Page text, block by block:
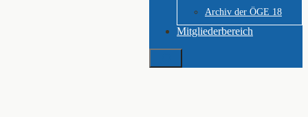
Archiv der ÖGE 18
Mitgliederbereich
Suchen